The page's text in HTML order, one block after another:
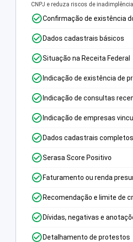
CNPJ e reduza riscos de
Confirmação de existência
Dados cadastrais básicos
Situação na Receita Federal
Indicação de existência de
Indicação de consultas
Indicação de empresas
Dados cadastrais completos
Serasa Score Positivo
Faturamento ou renda
Recomendação e limite de
Dívidas, negativas e
Detalhamento de protestos